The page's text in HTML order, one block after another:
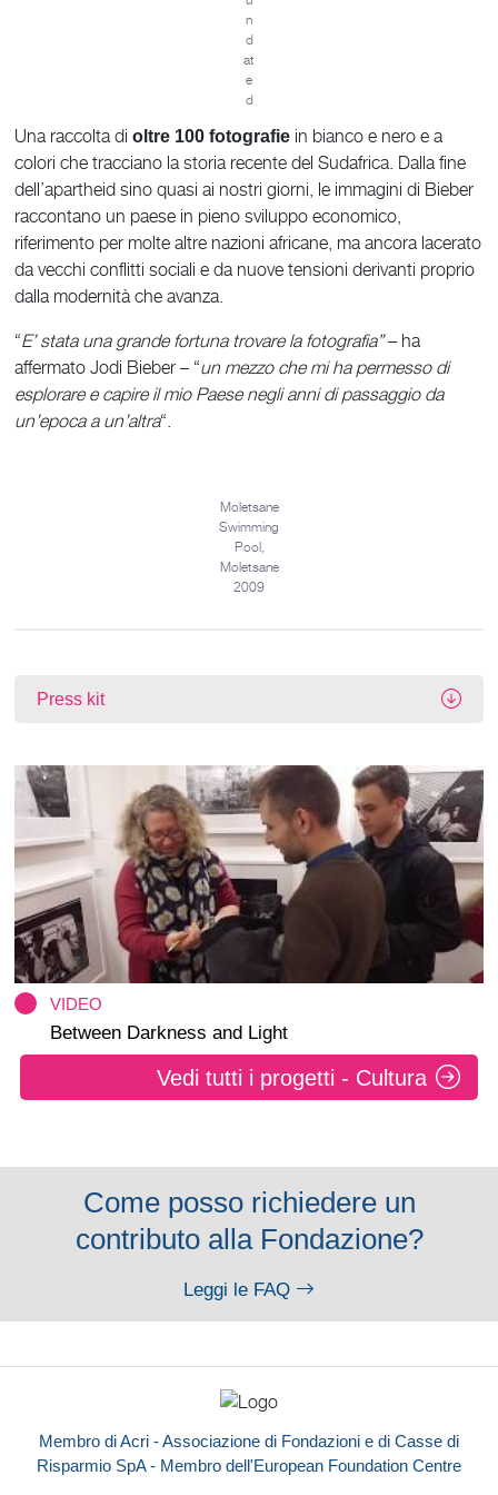
n
d
at
e
d
Una raccolta dioltre 100 fotografie in bianco e nero e a
colori che tracciano la storia recente del Sudafrica. Dalla fine
dell’apartheid sino quasi ai nostri giorni, le immagini di Bieber
raccontano un paese in pieno sviluppo economico,
riferimento per molte altre nazioni africane, ma ancora lacerato
da vecchi conflitti sociali e da nuove tensioni derivanti proprio
dalla modernità che avanza.
“E’ stata una grande fortuna trovare la fotografia”– ha
affermato Jodi Bieber – “un mezzo che mi ha permesso di
esplorare e capire il mio Paese negli anni di passaggio da
un’epoca a un’altra“.
Moletsane
Swimming
Pool,
Moletsane
2009
Press kit
VIDEO
Between Darkness and Light
Vedi tutti i progetti - Cultura
Come posso richiedere un
contributo alla Fondazione?
Leggi le FAQ
Membro di Acri - Associazione di Fondazioni e di Casse di
Risparmio SpA - Membro dell'European Foundation Centre